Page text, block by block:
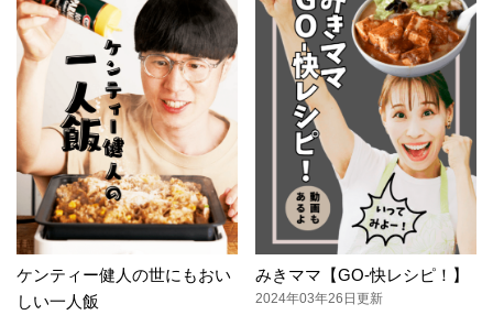
ケンティー健人の世にもおい
しい一人飯
みきママ【GO-快レシピ！】
2024年03年26日更新